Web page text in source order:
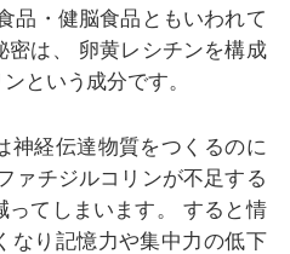
品・健脳食品ともいわれて
は、
卵黄レシチンを構成
という成分です。
神経伝達物質をつくるのに
ァチジルコリンが不足する
てしまいます。
すると情
なり記憶力や集中力の低下